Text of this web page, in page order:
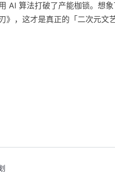
AI 算法打破了产能枷锁。想
》，这才是真正的「二次元文